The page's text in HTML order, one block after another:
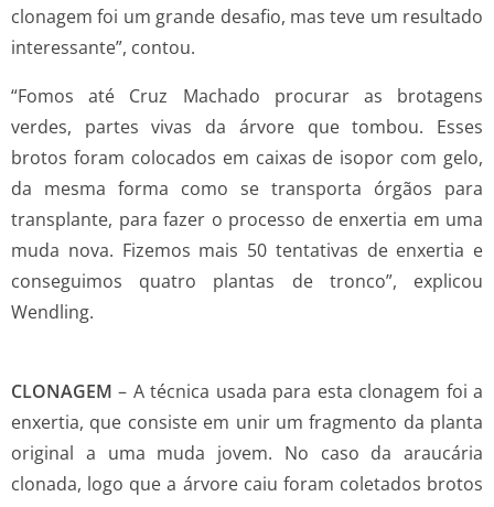
clonagem foi um grande desafio, mas teve um resultado
interessante”, contou.
“Fomos até Cruz Machado procurar as brotagens
verdes, partes vivas da árvore que tombou. Esses
brotos foram colocados em caixas de isopor com gelo,
da mesma forma como se transporta órgãos para
transplante, para fazer o processo de enxertia em uma
muda nova. Fizemos mais 50 tentativas de enxertia e
conseguimos quatro plantas de tronco”, explicou
Wendling.
CLONAGEM– A técnica usada para esta clonagem foi a
enxertia, que consiste em unir um fragmento da planta
original a uma muda jovem. No caso da araucária
clonada, logo que a árvore caiu foram coletados brotos